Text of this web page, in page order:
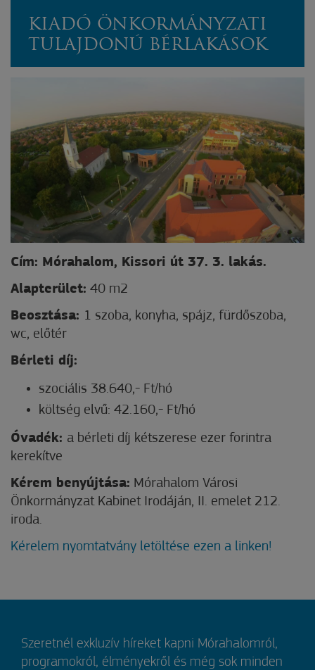
KIADÓ ÖNKORMÁNYZATI
TULAJDONÚ BÉRLAKÁSOK
Cím: Mórahalom, Kissori út 37. 3. lakás.
Alapterület: 40 m2
Beosztása: 1 szoba, konyha, spájz, fürdőszoba,
wc, előtér
Bérleti díj:
szociális 38.640,- Ft/hó
költség elvű: 42.160,- Ft/hó
Óvadék: a bérleti díj kétszerese ezer forintra
kerekítve
Kérem benyújtása: Mórahalom Városi
Önkormányzat Kabinet Irodáján, II. emelet 212.
iroda.
Kérelem nyomtatvány letöltése ezen a linken!
Szeretnél exkluzív híreket kapni Mórahalomról,
programokról, élményekről és még sok minden